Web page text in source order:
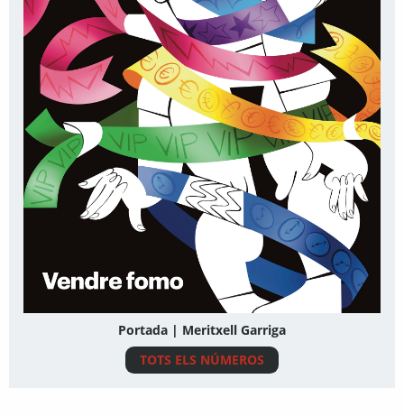
Portada | Meritxell Garriga
TOTS ELS NÚMEROS